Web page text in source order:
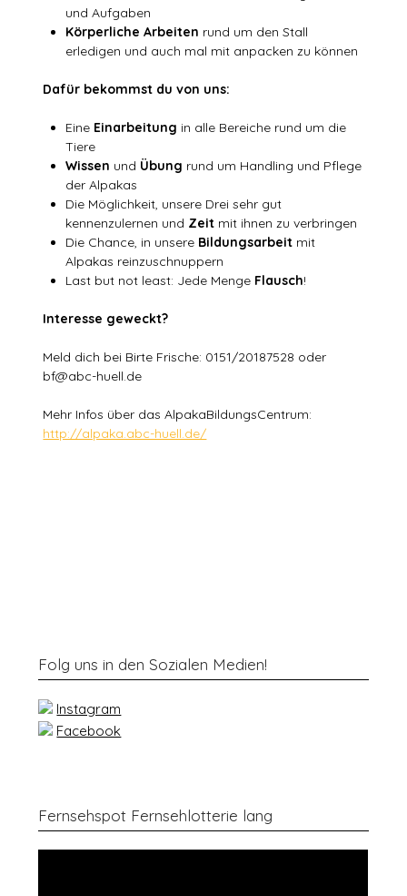
und Aufgaben
Körperliche Arbeiten rund um den Stall
erledigen und auch mal mit anpacken zu können
Dafür bekommst du von uns:
Eine Einarbeitung in alle Bereiche rund um die
Tiere
Wissen und Übung rund um Handling und Pflege
der Alpakas
Die Möglichkeit, unsere Drei sehr gut
kennenzulernen und Zeit mit ihnen zu verbringen
Die Chance, in unsere Bildungsarbeit mit
Alpakas reinzuschnuppern
Last but not least: Jede Menge Flausch!
Interesse geweckt?
Meld dich bei Birte Frische: 0151/20187528 oder
bf@abc-huell.de
Mehr Infos über das AlpakaBildungsCentrum:
http://alpaka.abc-huell.de/
Folg uns in den Sozialen Medien!
Instagram
Facebook
Fernsehspot Fernsehlotterie lang